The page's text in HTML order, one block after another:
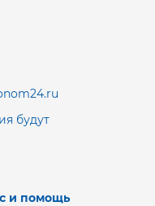
будут
и помощь